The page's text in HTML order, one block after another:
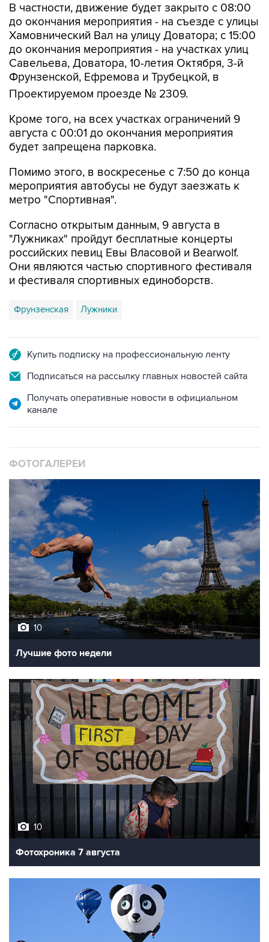
Хамовнический Вал на улицу Доватора; с 15:00
до окончания мероприятия - на участках улиц
Савельева, Доватора, 10-летия Октября, 3-й
Фрунзенской, Ефремова и Трубецкой, в
Проектируемом проезде № 2309.
Кроме того, на всех участках ограничений 9
будет запрещена парковка.
Помимо этого, в воскресенье с 7:50 до конца
метро "Спортивная".
Согласно открытым данным, 9 августа в
российских певиц Евы Власовой и Bearwolf.
Они являются частью спортивного фестиваля
и фестиваля спортивных единоборств.
Фрунзенская Лужники
Подписаться на рассылку главных новостей сайта
Получать оперативные новости в официальном
10
Лучшие фото недели
10
Фотохроника 7 августа